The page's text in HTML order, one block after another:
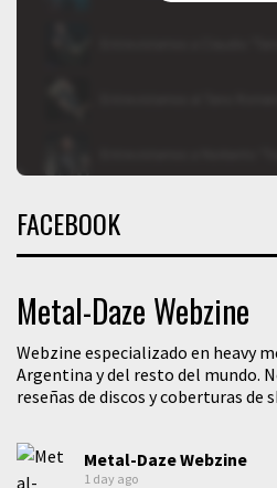
FACEBOOK
Metal-Daze Webzine
Webzine especializado en heavy
Argentina y del resto del mundo.
reseñas de discos y coberturas de
Metal-Daze Webzine
1 day ago